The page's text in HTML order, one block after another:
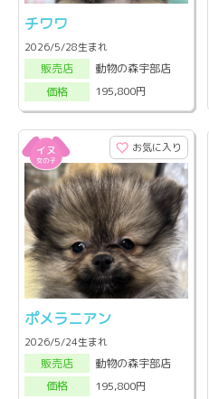
チワワ
2026/5/28生まれ
販売店
動物の森宇部店
価格
195,800円
お気に入り
ポメラニアン
2026/5/24生まれ
販売店
動物の森宇部店
価格
195,800円